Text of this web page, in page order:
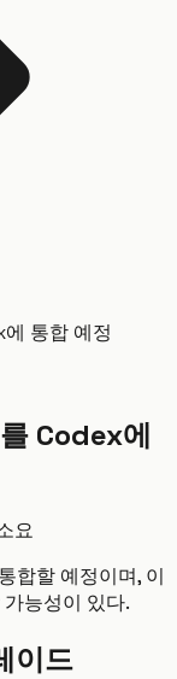
통합 예정
Codex에
요
합할 예정이며, 이
능성이 있다.
이드